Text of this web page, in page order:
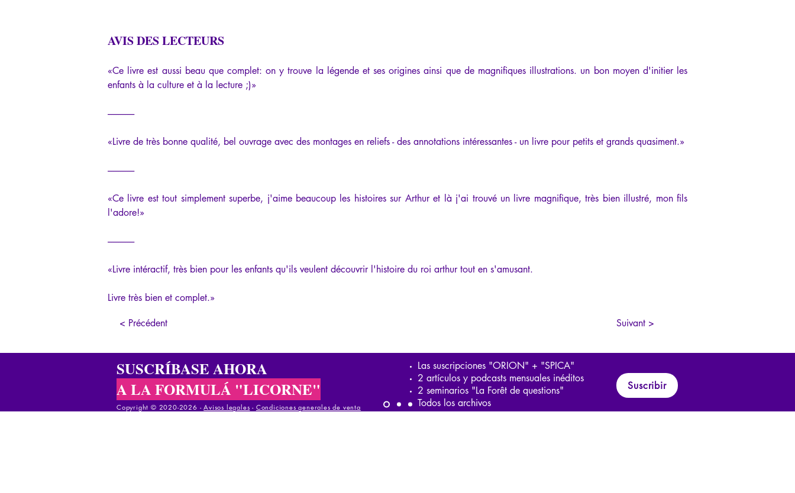
AVIS DES LECTEURS
«Ce livre est aussi beau que complet: on y trouve la légende et ses origines ainsi que de magnifiques illustrations. un bon moyen d'initier les
enfants à la culture et à la lecture ;)»
---------------
«Livre de très bonne qualité, bel ouvrage avec des montages en reliefs - des annotations intéressantes - un livre pour petits et grands quasiment.»
---------------
«Ce livre est tout simplement superbe, j'aime beaucoup les histoires sur Arthur et là j'ai trouvé un livre magnifique, très bien illustré, mon fils
l'adore!»
---------------
«Livre intéractif, très bien pour les enfants qu'ils veulent découvrir l'histoire du roi arthur tout en s'amusant.
Livre très bien et complet.»
< Précédent Suivant >
SUSCRÍBASE AHORA
A LA FORMULÁ "LICORNE"
Copyright © 2020-2026 -Avisos legales - Condiciones generales de venta
Las suscripciones "ORION" + "SPICA"
2 artículos y podcasts mensuales inéditos
2 seminarios "La Forêt de questions"
Todos los archivos
Suscribir